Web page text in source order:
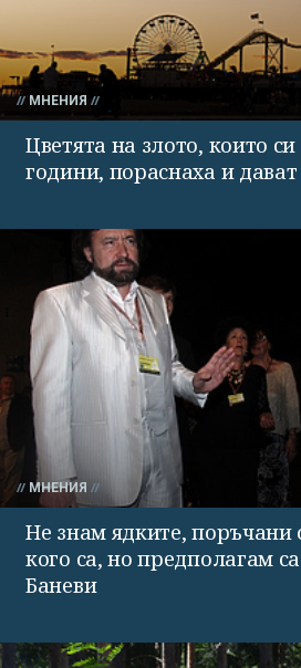
МНЕНИЯ
Цветята на злото, които
години, пораснаха и
МНЕНИЯ
Не знам ядките, поръчани
кого са, но предполагам
Баневи